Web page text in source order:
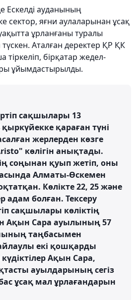
Ескелді ауданының
сектор, яғни аулаларынан ұсақ
ұрланғаны туралы
Аталған деректер ҚР ҚК
бірқатар жедел-
ұйымдастырылды.
сақшылары 13
қараған түні
жерлерден көзге
көлігін анықтады.
соңынан қуып жетіп, оны
Алматы-Өскемен
Көлікте 22, 25 және
адам болған. Тексеру
сақшылары көліктің
Ақын Сара ауылының 57
таңбасымен
екі қошқарды
Ақын Сара,
ауылдарының сегіз
ұсақ мал ұрлағандарын